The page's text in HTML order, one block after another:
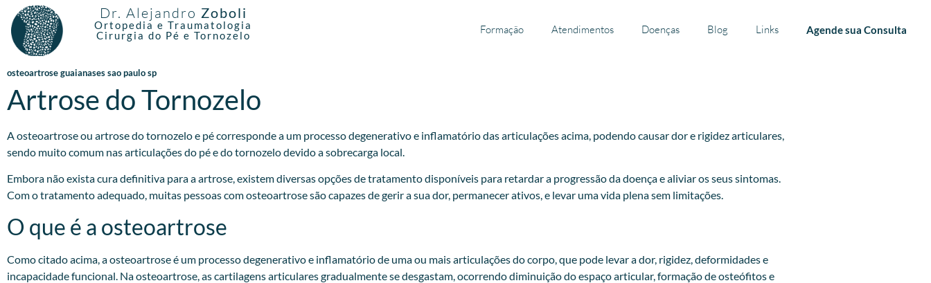
Dr. Alejandro Zoboli
Ortopedia e Traumatologia
Cirurgia do Pé e Tornozelo
Formação Atendimentos Doenças Blog Links Agende sua Consulta
osteoartrose guaianases sao paulo sp
Artrose do Tornozelo
A osteoartrose ou artrose do tornozelo e pé corresponde a um processo degenerativo e inflamatório das articulações acima, podendo causar dor e rigidez articulares,
sendo muito comum nas articulações do pé e do tornozelo devido a sobrecarga local.
Embora não exista cura definitiva para a artrose, existem diversas opções de tratamento disponíveis para retardar a progressão da doença e aliviar os seus sintomas.
Com o tratamento adequado, muitas pessoas com osteoartrose são capazes de gerir a sua dor, permanecer ativos, e levar uma vida plena sem limitações.
O que é a osteoartrose
Como citado acima, a osteoartrose é um processo degenerativo e inflamatório de uma ou mais articulações do corpo, que pode levar a dor, rigidez, deformidades e
incapacidade funcional. Na osteoartrose, as cartilagens articulares gradualmente se desgastam, ocorrendo diminuição do espaço articular, formação de osteófitos e